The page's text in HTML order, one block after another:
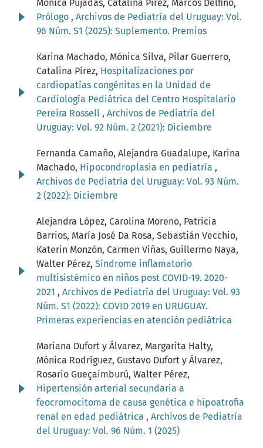
Mónica Pujadas, Catalina Pírez, Marcos Delfino,
Prólogo , Archivos de Pediatría del Uruguay: Vol.
96 Núm. S1 (2025): Suplemento. Premios
Karina Machado, Mónica Silva, Pilar Guerrero,
Catalina Pírez, Hospitalizaciones por
cardiopatías congénitas en la Unidad de
Cardiología Pediátrica del Centro Hospitalario
Pereira Rossell , Archivos de Pediatría del
Uruguay: Vol. 92 Núm. 2 (2021): Diciembre
Fernanda Camaño, Alejandra Guadalupe, Karina
Machado, Hipocondroplasia en pediatría ,
Archivos de Pediatría del Uruguay: Vol. 93 Núm.
2 (2022): Diciembre
Alejandra López, Carolina Moreno, Patricia
Barrios, María José Da Rosa, Sebastián Vecchio,
Katerin Monzón, Carmen Viñas, Guillermo Naya,
Walter Pérez, Síndrome inflamatorio
multisistémico en niños post COVID-19. 2020-
2021 , Archivos de Pediatría del Uruguay: Vol. 93
Núm. S1 (2022): COVID 2019 en URUGUAY.
Primeras experiencias en atención pediátrica
Mariana Dufort y Álvarez, Margarita Halty,
Mónica Rodríguez, Gustavo Dufort y Álvarez,
Rosario Gueçaimburú, Walter Pérez,
Hipertensión arterial secundaria a
feocromocitoma de causa genética e hipoatrofia
renal en edad pediátrica , Archivos de Pediatría
del Uruguay: Vol. 96 Núm. 1 (2025)